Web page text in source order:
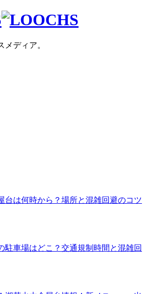
メディア。
台は何時から？場所と混雑回避のコツ
駐車場はどこ？交通規制時間と混雑回